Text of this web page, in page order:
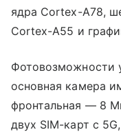
ядра Cortex-A78,
Cortex-A55 и
Фотовозможности
основная камера
фронтальная — 8
двух SIM-карт с